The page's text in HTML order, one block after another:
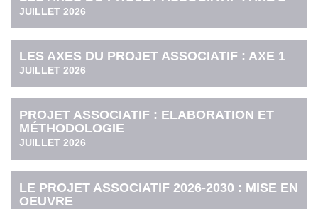
JUILLET 2026
LES AXES DU PROJET ASSOCIATIF : AXE 1
JUILLET 2026
PROJET ASSOCIATIF : ELABORATION ET
MÉTHODOLOGIE
JUILLET 2026
LE PROJET ASSOCIATIF 2026-2030 : MISE EN
OEUVRE